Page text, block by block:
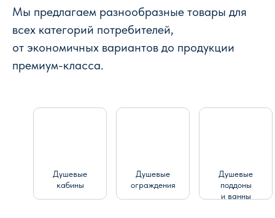
Мы предлагаем разнообразные товары для
всех категорий потребителей,
от экономичных вариантов до продукции
премиум-класса.
Душевые
кабины
Душевые
ограждения
Душевые
поддоны
и ванны